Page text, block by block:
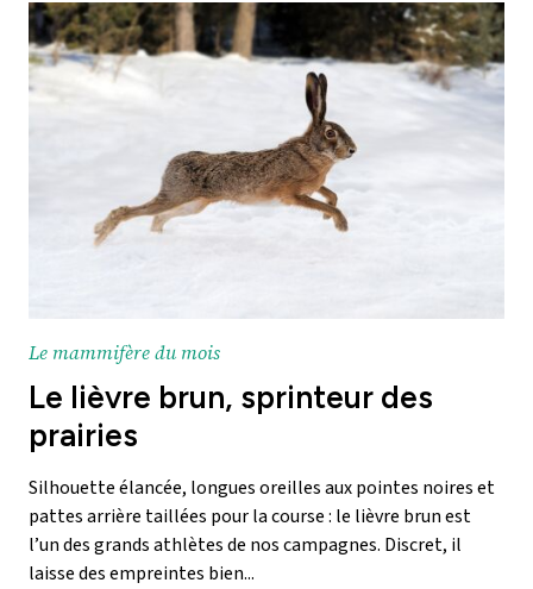
Le mammifère du mois
Le lièvre brun, sprinteur des
prairies
Silhouette élancée, longues oreilles aux pointes noires et
pattes arrière taillées pour la course : le lièvre brun est
l’un des grands athlètes de nos campagnes. Discret, il
laisse des empreintes bien...